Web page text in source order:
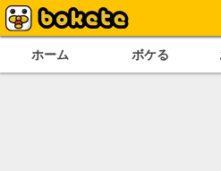
ホーム ボケる